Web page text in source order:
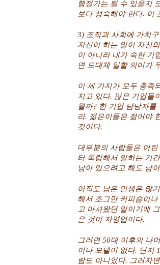
행정가는 될 수 있을지
보다 성숙해야 한다. 이
3) 조직과 사회에 가치
자신이 하는 일이 자신
이 아니라 내가 속한 기
면 도대체 일할 의미가
이 세 가지가 모두 충족
지고 있다. 많은 기업들
뭘까? 한 기업 담당자를
라. 젊은이들은 젊어야
것이다.
대부분의 사람들은 어
터 독립해서 일하는 기
남아 있으려고 해도 남
아직도 남은 인생은 많
해서 조그만 커피숍이
고 마셔왔던 일이기에
은 것이 자영업이다.
그러면 50대 이후의 나
이나 모델이 없다. 단지
람도 아니었다. 그러자